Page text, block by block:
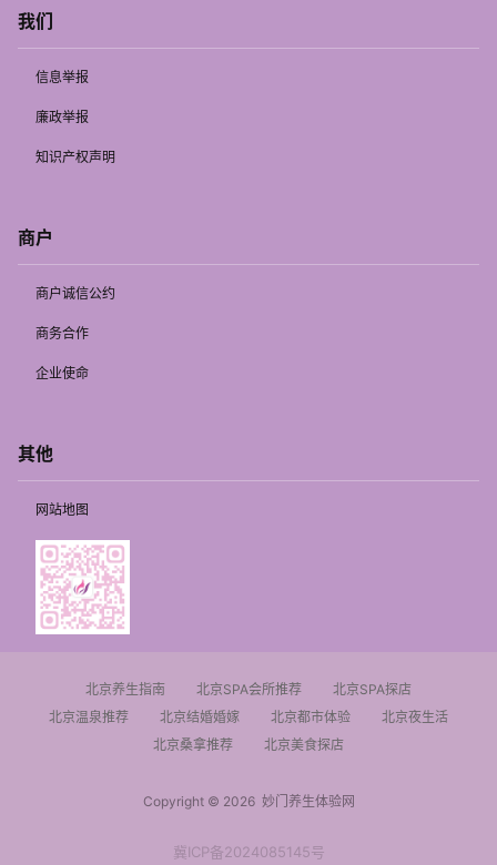
我们
信息举报
廉政举报
知识产权声明
商户
商户诚信公约
商务合作
企业使命
其他
网站地图
北京养生指南 北京SPA会所推荐
北京SPA探店
北京温泉推荐
北京结婚婚嫁 北京都市体验
北京夜生活
北京桑拿推荐
北京美食探店
Copyright © 2026妙门养生体验网
冀ICP备2024085145号